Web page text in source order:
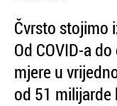
Čvrsto stojimo
Od COVID-a
mjere u
od 51 milijarde